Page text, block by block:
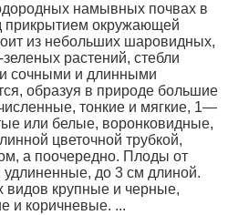
намывных почвах в
прикрытием окружающей
из небольших шаровидных,
растений, стебли
сочными и длинными
образуя в природе большие
тонкие и мягкие, 1—
или белые, воронковидные,
цветочной трубкой,
а поочередно. Плоды от
до 3 см длиной.
видов крупные и черные,
и коричневые. ...